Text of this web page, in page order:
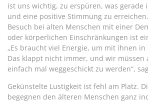
ist uns wichtig, zu erspüren, was gerade
und eine positive Stimmung zu
Besuch bei alten Menschen mit einer
oder körperlichen Einschränkungen ist
„Es braucht viel Energie, um mit ihnen in
Das klappt nicht immer, und wir müssen
einfach mal weggeschickt zu werden“,
Gekünstelte Lustigkeit ist fehl am Platz.
begegnen den älteren Menschen ganz